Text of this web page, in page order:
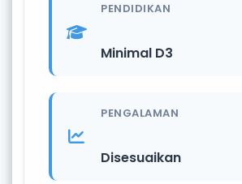
PENDIDIKAN
Minimal D3
PENGALAMAN
Disesuaikan